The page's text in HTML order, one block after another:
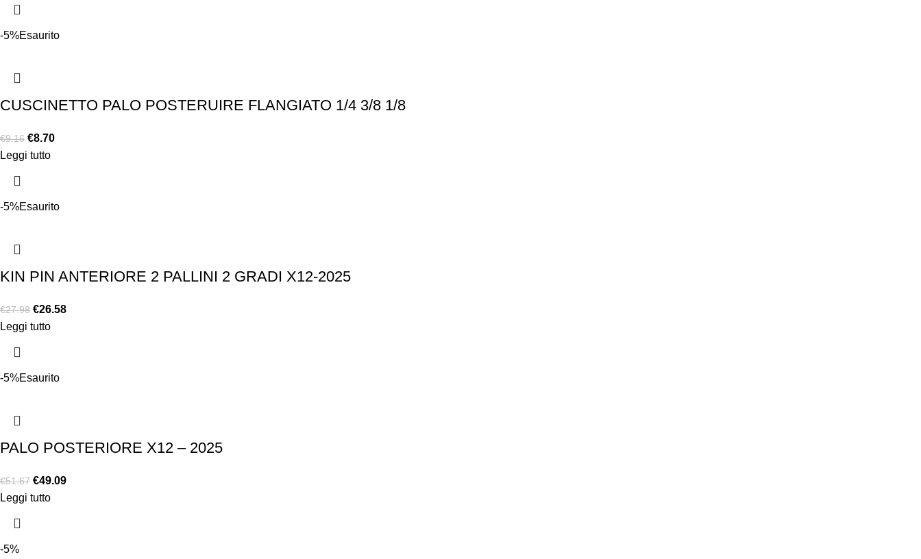
-5%Esaurito
CUSCINETTO PALO POSTERUIRE FLANGIATO 1/4 3/8 1/8
€9.16 €8.70
Leggi tutto
-5%Esaurito
KIN PIN ANTERIORE 2 PALLINI 2 GRADI X12-2025
€27.98 €26.58
Leggi tutto
-5%Esaurito
PALO POSTERIORE X12 – 2025
€51.67 €49.09
Leggi tutto
-5%